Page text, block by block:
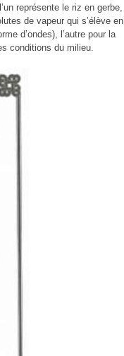
représente le riz en gerbe,
de vapeur qui s’élève en
d’ondes), l’autre pour la
conditions du milieu.